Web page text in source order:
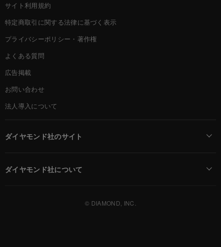
サイト利用規約
特定商取引に関する法律に基づく表示
プライバシーポリシー・著作権
よくある質問
広告掲載
お問い合わせ
法人導入について
ダイヤモンド社のサイト
ダイヤモンド社について
© DIAMOND, INC.